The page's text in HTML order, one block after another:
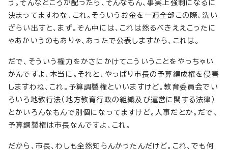
う。そんなところが配ったら、そんなもん、事実上強制になるに
決まってますわな、これ。そういうお金を一遍全部この際、洗い
ざらい出すと、まず。そん中には、これは然るべきええこったに
ゃあかいうのもありゃ、あったで公表しますから、これは。
だで、そういう権力をかさにかけてこういうことをやっちゃい
かんですよ、本当に。それと、やっぱり市長の予算編成権を侵害
しますわね、これ。予算調製権といいますけど。教育委員会でい
ろいろ地教行法（地方教育行政の組織及び運営に関する法律）
とかいろんなもんで別個になってますけど。人事だとか。だで、
予算調製権は市長なんですよ、これ。
だから、市長、わしも全然知らんかったんだけど。これ、でも何